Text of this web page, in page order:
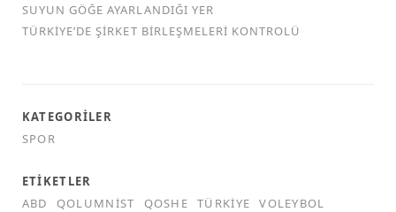
SUYUN GÖĞE AYARLANDIĞI YER
TÜRKİYE’DE ŞİRKET BİRLEŞMELERİ KONTROLÜ
KATEGORILER
SPOR
ETIKETLER
ABD
QOLUMNIST QOSHE TÜRKIYE VOLEYBOL